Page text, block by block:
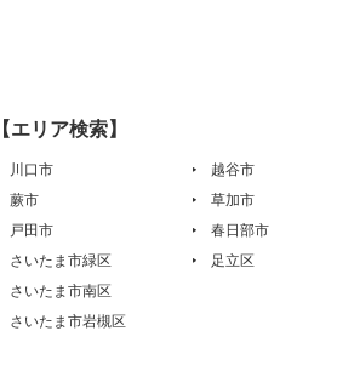
【エリア検索】
川口市
蕨市
戸田市
さいたま市緑区
さいたま市南区
さいたま市岩槻区
越谷市
草加市
春日部市
足立区